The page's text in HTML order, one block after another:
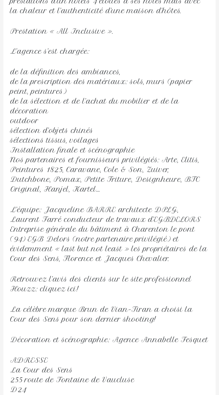
la chaleur et l’authenticité d’une maison d’hôtes.
Prestation « All Inclusive ».
L’agence s’est chargée:
de la définition des ambiances,
de la prescription des matériaux: sols, murs (papier
peint, peintures)
de la sélection et de l’achat du mobilier et de la
décoration
outdoor
sélection d’objets chinés
sélections tissus, voilages
Installation finale et scénographie
Nos partenaires et fournisseurs privilégiés: Arte, Elitis,
Peintures 1825, Caravane, Cole & Son, Zuiver,
Dutchbone, Pomax, Petite Friture, Designheure, BTC
Original, Hanjel, Kartel…
L’équipe: Jacqueline BARRE architecte DPLG,
Laurent Farré conducteur de travaux d’EGBDELORS
Entreprise générale du bâtiment à Charenton le pont
(94) EGB Delors (notre partenaire privilégié) et
évidemment « last but not least » les propriétaires de la
Cour des Sens, Florence et Jacques Chevalier.
Retrouvez l’avis des clients sur le site professionnel
Houzz: cliquez ici!
La célèbre marque Brun de Vian-Tiran a choisi la
Cour des Sens pour son dernier shooting!
Décoration et scénographie: Agence Annabelle Fesquet
ADRESSE
La Cour des Sens
255 route de Fontaine de Vaucluse
D24